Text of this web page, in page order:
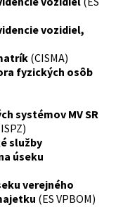
vozidiel,
(CISMA)
fyzických osôb
systémov MV SR
služby
úseku
verejného
(ES VPBOM)